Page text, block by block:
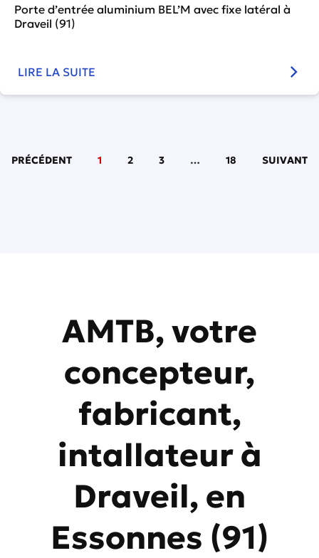
Porte d’entrée aluminium BEL’M avec fixe latéral à
Draveil (91)
LIRE LA SUITE
PRÉCÉDENT 1 2 3 … 18 SUIVANT
AMTB, votre
concepteur,
fabricant,
intallateur à
Draveil, en
Essonnes (91)